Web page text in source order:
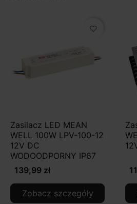
favorite_border
Zasilacz LED MEAN
WELL 100W LPV-100-12
12V DC
WODOODPORNY IP67
139,99 zł
Zobacz szczegóły